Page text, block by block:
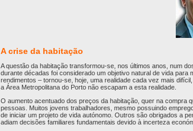
A crise da habitação
A questão da habitação transformou-se, nos últimos anos, num
durante décadas foi considerado um objetivo natural de vida
rendimentos – tornou-se, hoje, uma realidade cada vez mais
a Área Metropolitana do Porto não escapam a esta realidade.
O aumento acentuado dos preços da habitação, quer na compra
pessoas. Muitos jovens trabalhadores, mesmo possuindo
de iniciar um projeto de vida autónomo. Outros são obrigados a
adiam decisões familiares fundamentais devido à incerteza